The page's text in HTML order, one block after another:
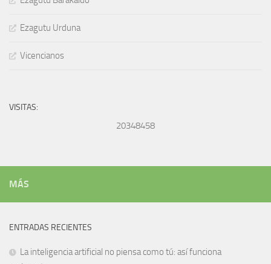
Ezagutu Urduna
Vicencianos
VISITAS:
20348458
MÁS
ENTRADAS RECIENTES
La inteligencia artificial no piensa como tú: así funciona